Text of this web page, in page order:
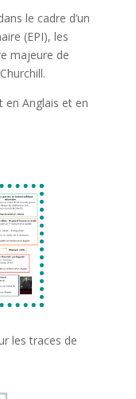
le cadre d’un
(EPI), les
majeure de
en Anglais et en
les traces de